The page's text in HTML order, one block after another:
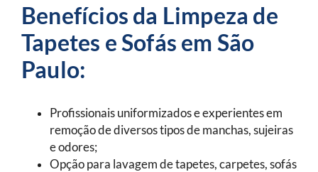
Benefícios da Limpeza de
Tapetes e Sofás em São
Paulo:
Profissionais uniformizados e experientes em
remoção de diversos tipos de manchas, sujeiras
e odores;
Opção para lavagem de tapetes, carpetes, sofás